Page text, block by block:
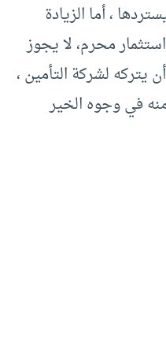
، أما الزيادة
محرم، لا يجوز
يتركه لشركة التأمين ،
في وجوه الخير